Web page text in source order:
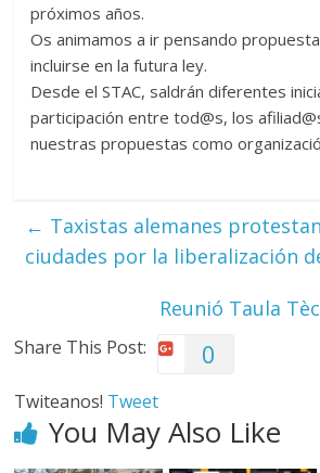
próximos años.
Os animamos a ir pensando
incluirse en la futura ley.
Desde el STAC, saldrán diferentes
participación entre tod@s, los
nuestras propuestas como
← Taxistas alemanes
ciudades por la liberalización
Reunió Taula
Share This Post: 0
Twiteanos! Tweet
You May Also Like